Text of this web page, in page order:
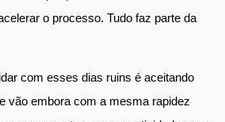
o processo. Tudo faz parte da
com esses dias ruins é aceitando
vão embora com a mesma rapidez